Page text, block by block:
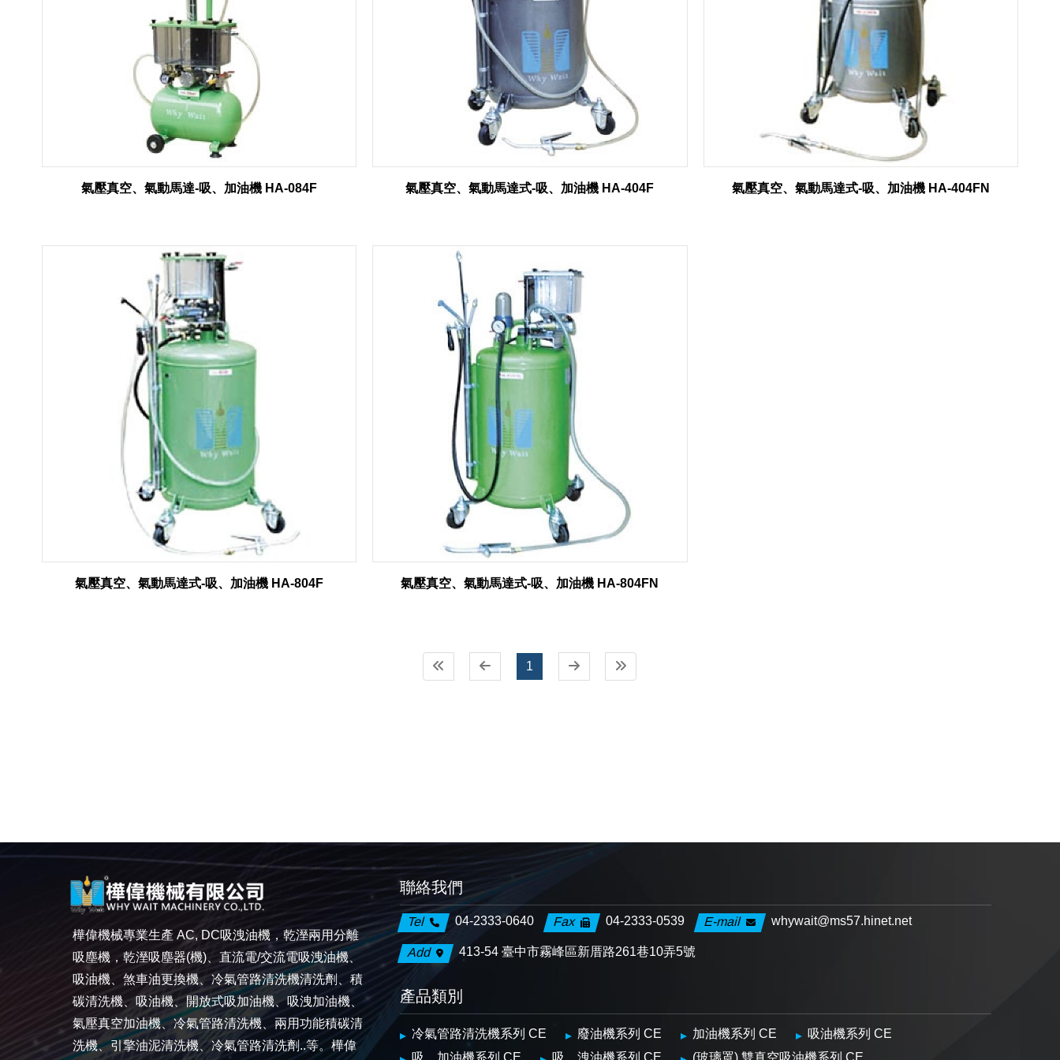
氣壓真空、氣動馬達-吸、加油機 HA-084F 氣壓真空、氣動馬達式-吸、加油機 HA-404F 氣壓真空、氣動馬達式-吸、加油機 HA-404FN
氣壓真空、氣動馬達式-吸、加油機 HA-804F 氣壓真空、氣動馬達式-吸、加油機 HA-804FN
1
樺偉機械專業生產 AC, DC吸洩油機，乾溼兩用分離
吸塵機，乾溼吸塵器(機)、直流電/交流電吸洩油機、
吸油機、煞車油更換機、冷氣管路清洗機清洗劑、積
碳清洗機、吸油機、開放式吸加油機、吸洩加油機、
氣壓真空加油機、冷氣管路清洗機、兩用功能積碳清
洗機、引擎油泥清洗機、冷氣管路清洗劑..等。樺偉
聯絡我們
Tel 04-2333-0640 Fax 04-2333-0539 E-mail whywait@ms57.hinet.net
Add 413-54 臺中市霧峰區新厝路261巷10弄5號
產品類別
冷氣管路清洗機系列 CE 廢油機系列 CE 加油機系列 CE
吸油機系列 CE
吸、加油機系列 CE
吸、洩油機系列 CE (玻璃罩) 雙真空吸油機系列 CE